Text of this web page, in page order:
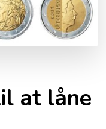
at låne